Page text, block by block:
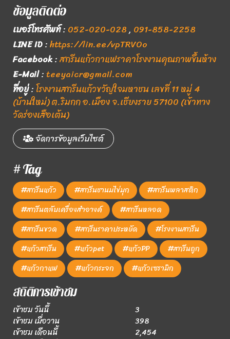
ข้อมูลติดต่อ
เบอร์โทรศัพท์: 052-020-028, 091-858-2258
LINE ID:https://lin.ee/vpTRVOo
Facebook:สกรีนแก้วกาแฟราคาโรงงานคุณภาพขึ้นห้าง
E-Mail:teeyaicr@gmail.com
ที่อยู่:โรงงานสกรีนแก้วขวัญใจมหาชน เลขที่ 11 หมู่ 4
(บ้านใหม่) ต.ริมกก อ.เมือง จ.เชียงราย 57100 (เข้าทาง
วัดร่องเสือเต้น)
จัดการข้อมูลเว็บไซต์
# Tag
#สกรีนแก้ว #สกรีนชานมไข่มุก
#สกรีนพลาสติก
#สกรีนตลับเครื่องสำอางค์
#สกรีนหลอด
#สกรีนขวด
#สกรีนราคาประหยัด
#โรงงานสกรีน
#แก้วสกรีน
#แก้วpet #แก้วPP
#สกรีนถูก
#แก้วกาแฟ
#แก้วกระจก #แก้วเซรามิก
สถิติการเข้าชม
เข้าชม วันนี้
3
เข้าชม เมื่อวาน
398
เข้าชม เดือนนี้
2,454